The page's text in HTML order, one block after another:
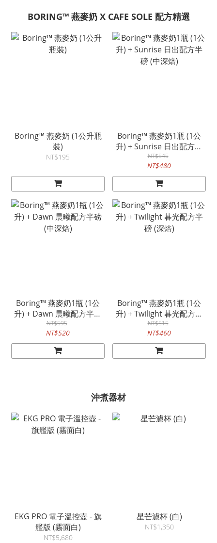
BORING™ 燕麥奶 X CAFE SOLE 配方精選
Boring™ 燕麥奶 (1公升瓶
裝)
NT$195
Boring™ 燕麥奶1瓶 (1公
升) + Sunrise 日出配方半
磅 (中深焙)
NT$545
NT$480
Boring™ 燕麥奶1瓶 (1公
升) + Dawn 晨曦配方半磅
(中深焙)
NT$595
NT$520
Boring™ 燕麥奶1瓶 (1公
升) + Twilight 暮光配方半
磅 (深焙)
NT$515
NT$460
沖煮器材
EKG PRO 電子溫控壺 - 旗
艦版 (霧面白)
NT$5,680
星芒濾杯 (白)
NT$1,350